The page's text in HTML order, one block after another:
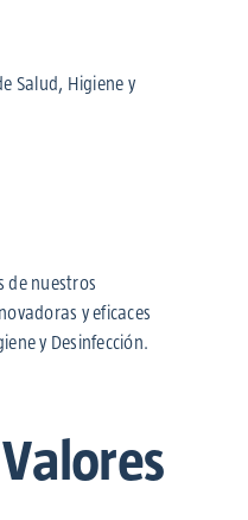
Salud, Higiene y
de nuestros
y eficaces
y Desinfección.